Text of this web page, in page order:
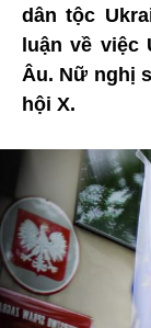
dân tộc
luận về việc
Âu. Nữ nghị
hội X.